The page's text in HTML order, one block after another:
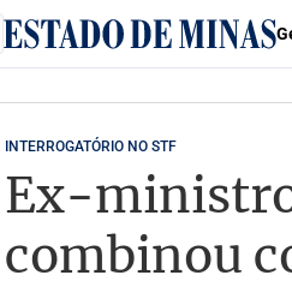
INTERROGATÓRIO NO STF
Ex-
combinou